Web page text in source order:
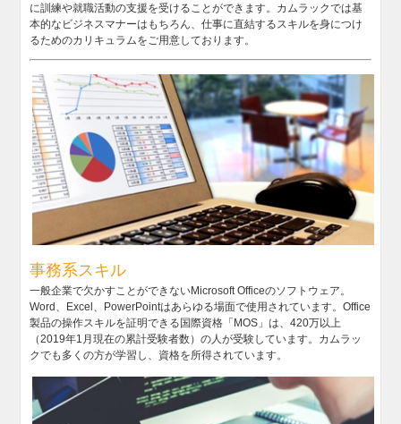
に訓練や就職活動の支援を受けることができます。カムラックでは基
本的なビジネスマナーはもちろん、仕事に直結するスキルを身につけ
るためのカリキュラムをご用意しております。
事務系スキル
一般企業で欠かすことができないMicrosoft Officeのソフトウェア。
Word、Excel、PowerPointはあらゆる場面で使用されています。Office
製品の操作スキルを証明できる国際資格「MOS」は、420万以上
（2019年1月現在の累計受験者数）の人が受験しています。カムラッ
クでも多くの方が学習し、資格を所得されています。